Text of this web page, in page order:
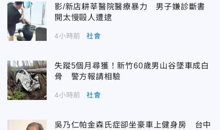
影/新店耕莘醫院醫療暴力 男子嫌診斷書
開太慢毆人遭逮
4小時前 社會
失蹤5個月尋獲！新竹60歲男山谷墜車成白
骨 警方報請相驗
4小時前 社會
吳乃仁帕金森氏症卻坐豪車上健身房 台中